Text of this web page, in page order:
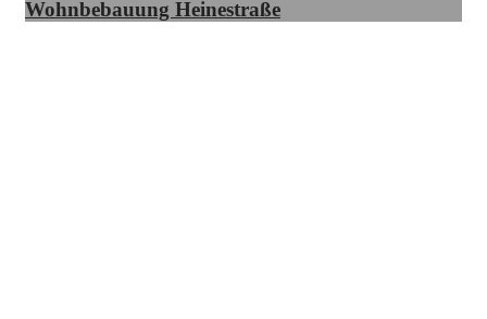
Wohnbebauung Heinestraße